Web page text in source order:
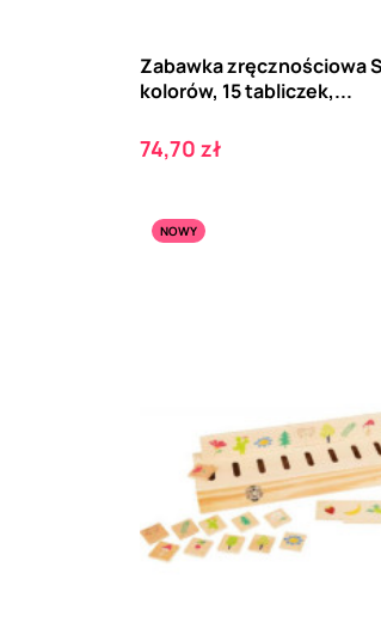
Zabawka zręcznościowa
kolorów, 15 tabliczek,...
Cena
74,70 zł
NOWY